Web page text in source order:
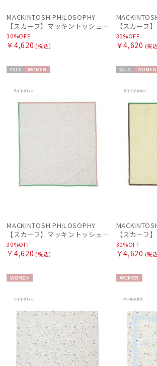
MACKINTOSH PHILOSOPHY
【スカーフ】マッキントッシュ フィロソフィー (MACKINTOSH PHILOSOPHY) コットンスカーフ 65cm×65cm プレゼント
30%OFF
￥4,620 (税込)
30%OFF
￥4,620 (税
ル
N
MACKINTOSH PHILOSOPHY
【スカーフ】マッキントッシュ フィロソフィー (MACKINTOSH PHILOSOPHY) コットンスカーフ 65cm×65cm プレゼント
30%OFF
￥4,620 (税込)
ル
N
30%OFF
￥4,620 (税